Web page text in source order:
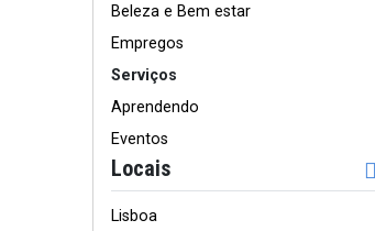
Beleza e Bem estar
Empregos
Serviços
Aprendendo
Eventos
Locais
Lisboa